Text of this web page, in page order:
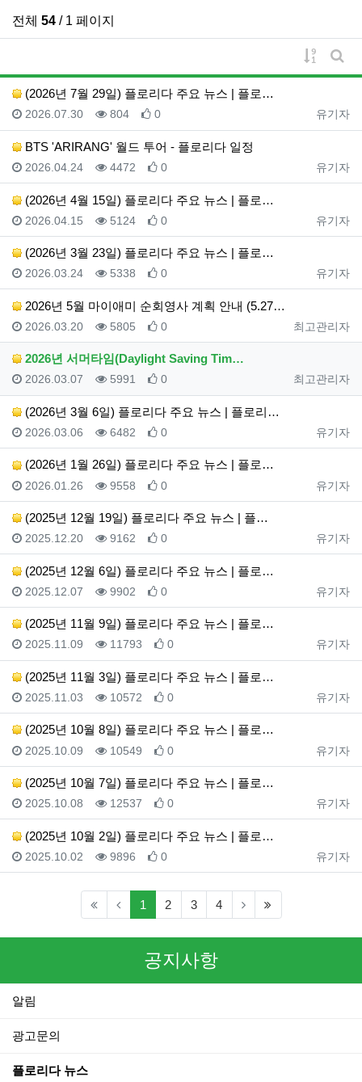
전체 54 / 1 페이지
게시물
게
(2026년 7월 29일) 플로리다 주요 뉴스 | 플로…
등록자
유기자
등록일
2026.07.30 조회
804 추천
0
BTS 'ARIRANG' 월드 투어 - 플로리다 일정
등록자
유기자
등록일
2026.04.24 조회
4472 추천
0
(2026년 4월 15일) 플로리다 주요 뉴스 | 플로…
등록자
유기자
등록일
2026.04.15 조회
5124 추천
0
(2026년 3월 23일) 플로리다 주요 뉴스 | 플로…
등록자
유기자
등록일
2026.03.24 조회
5338 추천
0
2026년 5월 마이애미 순회영사 계획 안내 (5.27…
등록자
최고관리자
등록일
2026.03.20 조회
5805 추천
0
2026년 서머타임(Daylight Saving Tim…
등록자
최고관리자
등록일
2026.03.07 조회
5991 추천
0
(2026년 3월 6일) 플로리다 주요 뉴스 | 플로리…
등록자
유기자
등록일
2026.03.06 조회
6482 추천
0
(2026년 1월 26일) 플로리다 주요 뉴스 | 플로…
등록자
유기자
등록일
2026.01.26 조회
9558 추천
0
(2025년 12월 19일) 플로리다 주요 뉴스 | 플…
등록자
유기자
등록일
2025.12.20 조회
9162 추천
0
(2025년 12월 6일) 플로리다 주요 뉴스 | 플로…
등록자
유기자
등록일
2025.12.07 조회
9902 추천
0
(2025년 11월 9일) 플로리다 주요 뉴스 | 플로…
등록자
유기자
등록일
2025.11.09 조회
11793 추천
0
(2025년 11월 3일) 플로리다 주요 뉴스 | 플로…
등록자
유기자
등록일
2025.11.03 조회
10572 추천
0
(2025년 10월 8일) 플로리다 주요 뉴스 | 플로…
등록자
유기자
등록일
2025.10.09 조회
10549 추천
0
(2025년 10월 7일) 플로리다 주요 뉴스 | 플로…
등록자
유기자
등록일
2025.10.08 조회
12537 추천
0
(2025년 10월 2일) 플로리다 주요 뉴스 | 플로…
등록자
유기자
등록일
2025.10.02 조회
9896 추천
0
1 (current)
2 3 4
공지사항
알림
광고문의
플로리다 뉴스